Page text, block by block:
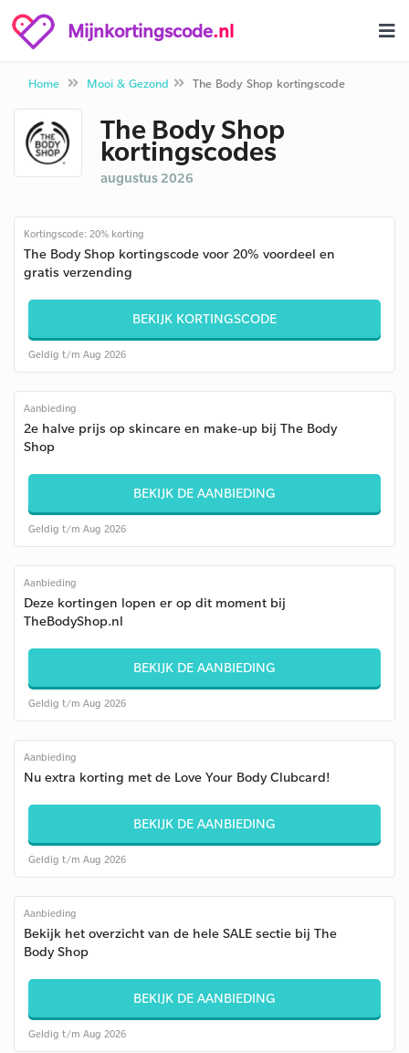
Mijnkortingscode.nl
Home Mooi & Gezond The Body Shop kortingscode
The Body Shop
kortingscodes
augustus 2026
Kortingscode: 20% korting
The Body Shop kortingscode voor 20% voordeel en
gratis verzending
BEKIJK KORTINGSCODE
Geldig t/m Aug 2026
Aanbieding
2e halve prijs op skincare en make-up bij The Body
Shop
BEKIJK DE AANBIEDING
Geldig t/m Aug 2026
Aanbieding
Deze kortingen lopen er op dit moment bij
TheBodyShop.nl
BEKIJK DE AANBIEDING
Geldig t/m Aug 2026
Aanbieding
Nu extra korting met de Love Your Body Clubcard!
BEKIJK DE AANBIEDING
Geldig t/m Aug 2026
Aanbieding
Bekijk het overzicht van de hele SALE sectie bij The
Body Shop
BEKIJK DE AANBIEDING
Geldig t/m Aug 2026